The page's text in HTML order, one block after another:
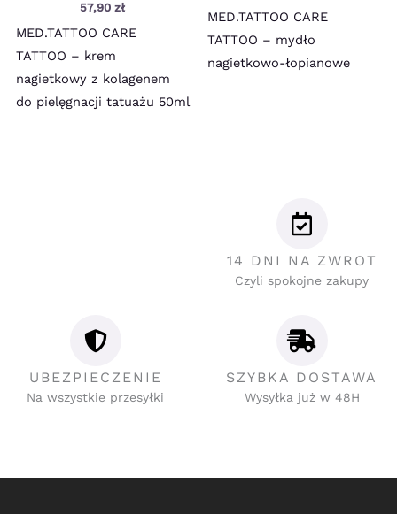
57,90zł
MED.TATTOO CARE
TATTOO – krem
nagietkowy z kolagenem
do pielęgnacji tatuażu 50ml
MED.TATTOO CARE
TATTOO – mydło
nagietkowo-łopianowe
14 DNI NA ZWROT
Czyli spokojne zakupy
UBEZPIECZENIE
Na wszystkie przesyłki
SZYBKA DOSTAWA
Wysyłka już w 48H